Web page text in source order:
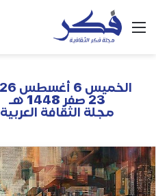
الخميس 6 أغسطس 2026
23 صفر 1448 هـ
مجلة الثقافة العربية